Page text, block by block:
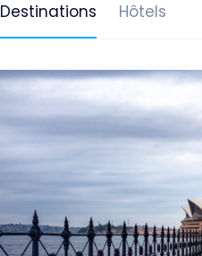
Destinations Hôtels